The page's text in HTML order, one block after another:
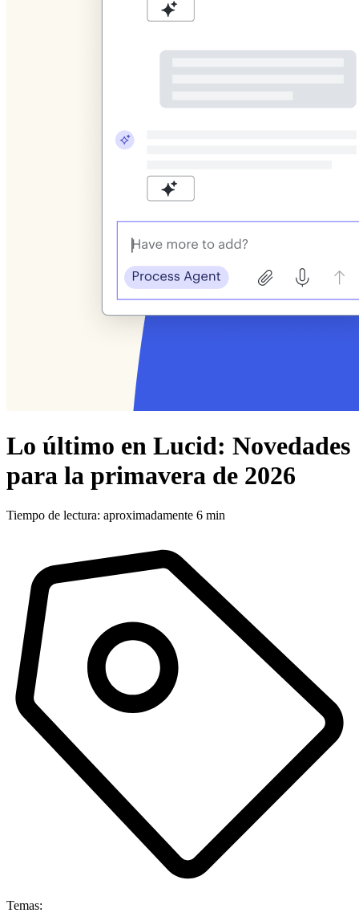
Lo último en Lucid: Novedades
para la primavera de 2026
Tiempo de lectura: aproximadamente 6 min
Temas: